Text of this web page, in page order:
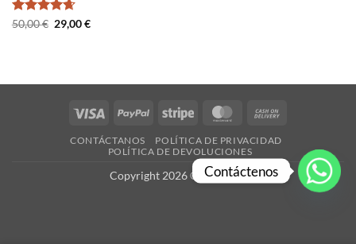
Valorado
50,00€ El
precio
29,00€El
Visa PayPal Stripe MasterCard
Delivery
CONTÁCTANOS
POLÍTICA DE PRIVACIDAD
POLÍTICA DE DEVOLUCIONES
Copyright 2026 © es-X.com
Contáctenos